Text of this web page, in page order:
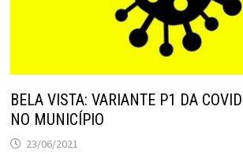
BELA VISTA: VARIANTE P1 DA
NO MUNICÍPIO
23/06/2021